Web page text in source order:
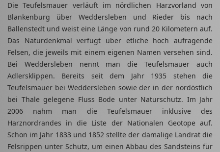
Die Teufelsmauer verläuft im nördlichen Harzvorland von
Blankenburg über Weddersleben und Rieder bis nach
Ballenstedt und weist eine Länge von rund 20 Kilometern auf.
Das Naturdenkmal verfügt über etliche hoch aufragende
Felsen, die jeweils mit einem eigenen Namen versehen sind.
Bei Weddersleben nennt man die Teufelsmauer auch
Adlersklippen. Bereits seit dem Jahr 1935 stehen die
Teufelsmauer bei Weddersleben sowie der in der nordöstlich
bei Thale gelegene Fluss Bode unter Naturschutz. Im Jahr
2006 nahm man die Teufelsmauer inklusive des
Harznordrandes in die Liste der Nationalen Geotope auf.
Schon im Jahr 1833 und 1852 stellte der damalige Landrat die
Felsrippen unter Schutz, um einen Abbau des Sandsteins für